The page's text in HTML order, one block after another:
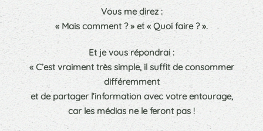
Vous me direz :
« Mais comment ? » et « Quoi faire ? ».
Et je vous répondrai :
« C’est vraiment très simple, il suffit de consommer
différemment
et de partager l’information avec votre entourage,
car les médias ne le feront pas !